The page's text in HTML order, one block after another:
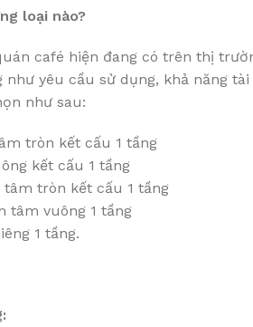
loại nào?
café hiện đang có trên thị
như yêu cầu sử dụng, khả năng
như sau:
tròn kết cấu 1 tầng
kết cấu 1 tầng
tròn kết cấu 1 tầng
tâm vuông 1 tầng
1 tầng.